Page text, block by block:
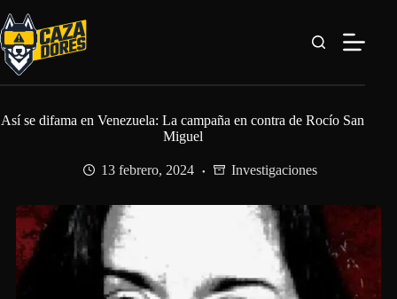
al
contenido
Así se difama en Venezuela: La campaña en contra de Rocío San
Miguel
13 febrero, 2024 Investigaciones